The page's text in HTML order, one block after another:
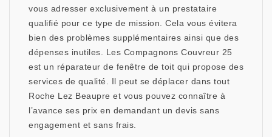
vous adresser exclusivement à un prestataire
qualifié pour ce type de mission. Cela vous évitera
bien des problèmes supplémentaires ainsi que des
dépenses inutiles. Les Compagnons Couvreur 25
est un réparateur de fenêtre de toit qui propose des
services de qualité. Il peut se déplacer dans tout
Roche Lez Beaupre et vous pouvez connaître à
l’avance ses prix en demandant un devis sans
engagement et sans frais.